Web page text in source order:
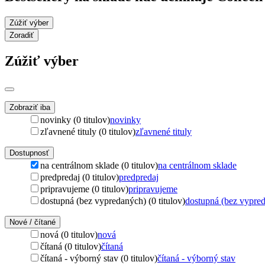
Zúžiť výber
Zoradiť
Zúžiť výber
Zobraziť iba
novinky (0 titulov)novinky
zľavnené tituly (0 titulov)zľavnené tituly
Dostupnosť
na centrálnom sklade (0 titulov)na centrálnom sklade
predpredaj (0 titulov)predpredaj
pripravujeme (0 titulov)pripravujeme
dostupná (bez vypredaných) (0 titulov)dostupná (bez
Nové / čítané
nová (0 titulov)nová
čítaná (0 titulov)čítaná
čítaná - výborný stav (0 titulov)čítaná - výborný stav